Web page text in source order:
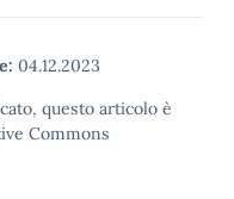
04.12.2023
questo articolo è
Commons